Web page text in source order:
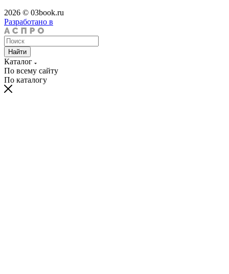
2026 © 03book.ru
Разработано в
Найти
Каталог
По всему сайту
По каталогу